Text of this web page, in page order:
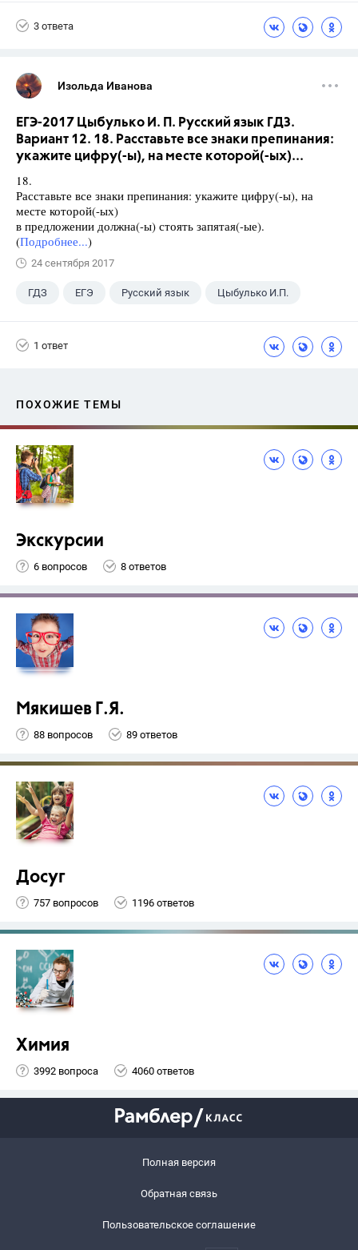
3 ответа
Изольда Иванова
ЕГЭ-2017 Цыбулько И. П. Русский язык ГДЗ.
Вариант 12. 18. Расставьте все знаки препинания:
укажите цифру(-ы), на месте которой(-ых)...
18.
Расставьте все знаки препинания: укажите цифру(-ы), на
месте которой(-ых)
в предложении должна(-ы) стоять запятая(-ые).
(Подробнее...)
24 сентября 2017
ГДЗ ЕГЭ Русский язык Цыбулько И.П.
1 ответ
ПОХОЖИЕ ТЕМЫ
Экскурсии
6 вопросов 8 ответов
Мякишев Г.Я.
88 вопросов 89 ответов
Досуг
757 вопросов 1196 ответов
Химия
3992 вопроса 4060 ответов
Полная версия
Обратная связь
Пользовательское соглашение